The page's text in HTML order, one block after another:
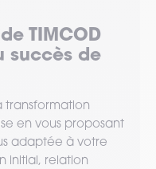
de TIMCOD
succès de
transformation
en vous proposant
adaptée à votre
initial, relation